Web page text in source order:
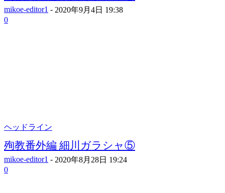
mikoe-editor1 - 2020年9月4日 19:38
0
ヘッドライン
殉教番外編 細川ガラシャ⑤
mikoe-editor1 - 2020年8月28日 19:24
0